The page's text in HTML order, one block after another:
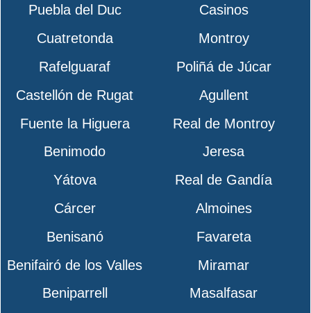
Puebla del Duc
Casinos
Cuatretonda
Montroy
Rafelguaraf
Poliñá de Júcar
Castellón de Rugat
Agullent
Fuente la Higuera
Real de Montroy
Benimodo
Jeresa
Yátova
Real de Gandía
Cárcer
Almoines
Benisanó
Favareta
Benifairó de los Valles
Miramar
Beniparrell
Masalfasar